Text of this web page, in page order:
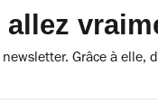
Grâce à elle,